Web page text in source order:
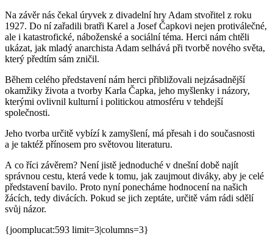
Na závěr nás čekal úryvek z divadelní hry Adam stvořitel z roku
1927. Do ní zařadili bratři Karel a Josef Čapkovi nejen protiválečné,
ale i katastrofické, náboženské a sociální téma. Herci nám chtěli
ukázat, jak mladý anarchista Adam selhává při tvorbě nového světa,
který předtím sám zničil.
Během celého představení nám herci přibližovali nejzásadnější
okamžiky života a tvorby Karla Čapka, jeho myšlenky i názory,
kterými ovlivnil kulturní i politickou atmosféru v tehdejší
společnosti.
Jeho tvorba určitě vybízí k zamyšlení, má přesah i do současnosti
a je taktéž přínosem pro světovou literaturu.
A co říci závěrem? Není jistě jednoduché v dnešní době najít
správnou cestu, která vede k tomu, jak zaujmout diváky, aby je celé
představení bavilo. Proto nyní ponecháme hodnocení na našich
žácích, tedy divácích. Pokud se jich zeptáte, určitě vám rádi sdělí
svůj názor.
{joomplucat:593 limit=3|columns=3}